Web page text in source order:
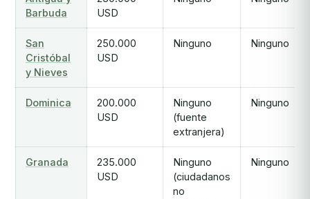
Barbuda
USD
San
Cristóbal
y Nieves
250.000
USD
Ninguno Ninguno
Dominica
200.000
USD
Ninguno
(fuente
extranjera)
Ninguno
Granada
235.000
USD
Ninguno
(ciudadanos
no
Ninguno